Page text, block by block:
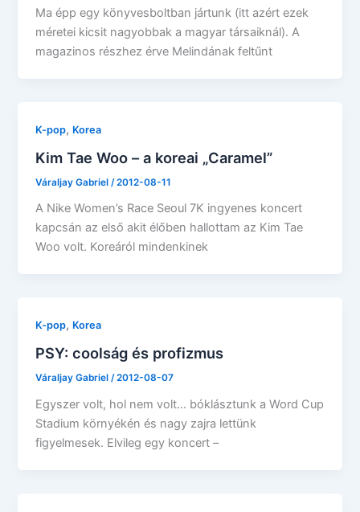
Ma épp egy könyvesboltban jártunk (itt azért ezek
méretei kicsit nagyobbak a magyar társaiknál). A
magazinos részhez érve Melindának feltűnt
K-pop, Korea
Kim Tae Woo – a koreai „Caramel”
Váraljay Gabriel /2012-08-11
A Nike Women’s Race Seoul 7K ingyenes koncert
kapcsán az első akit élőben hallottam az Kim Tae
Woo volt. Koreáról mindenkinek
K-pop, Korea
PSY: coolság és profizmus
Váraljay Gabriel/2012-08-07
Egyszer volt, hol nem volt… bóklásztunk a Word Cup
Stadium környékén és nagy zajra lettünk
figyelmesek. Elvileg egy koncert –